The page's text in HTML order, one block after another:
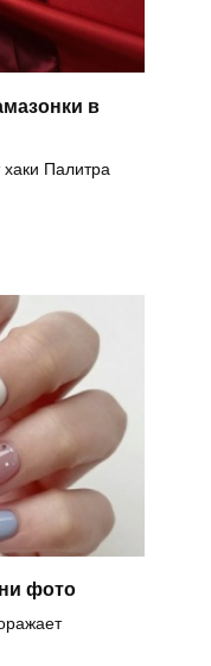
в
Палитра
фото